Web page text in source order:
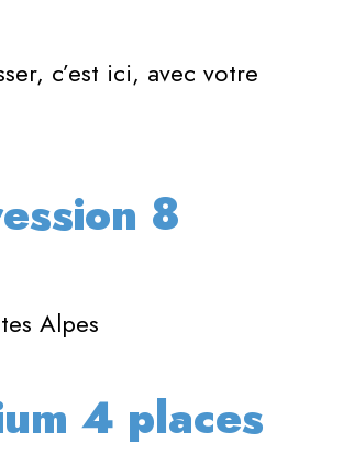
c’est ici, avec votre
8
Alpes
4 places